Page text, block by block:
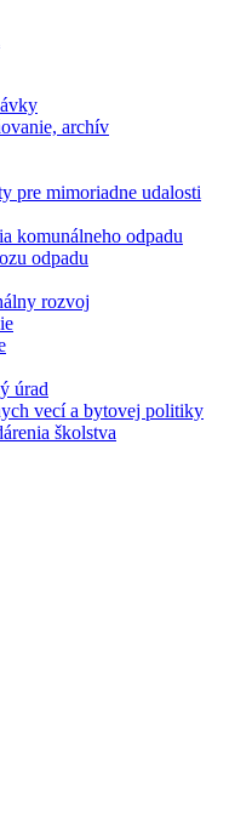
archív
pre mimoriadne udalosti
komunálneho odpadu
odpadu
rozvoj
úrad
vecí a bytovej politiky
školstva